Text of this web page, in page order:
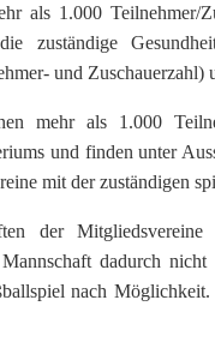
als 1.000 Teilnehmer/
zuständige
und Zuschauerzahl)
mehr als 1.000
und finden unter
mit der zuständigen
der Mitgliedsvereine
dadurch
nach